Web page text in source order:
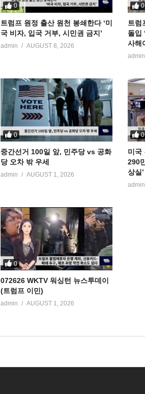
0
트럼프 원정 출산 원천 봉쇄한다 ‘미
국 비자, 입국 거부, 시민권 금지’
admin AUGUST 8, 2026
0
트럼
돌입
사해
admin
0
중간선거 100일 앞, 민주당 vs 공화
당 오차 밖 우세
admin AUGUST 1, 2026
0
미국
290
상실’
admin
0
072626 WKTV 워싱턴 뉴스투데이
(트럼프 이민)
admin AUGUST 1, 2026